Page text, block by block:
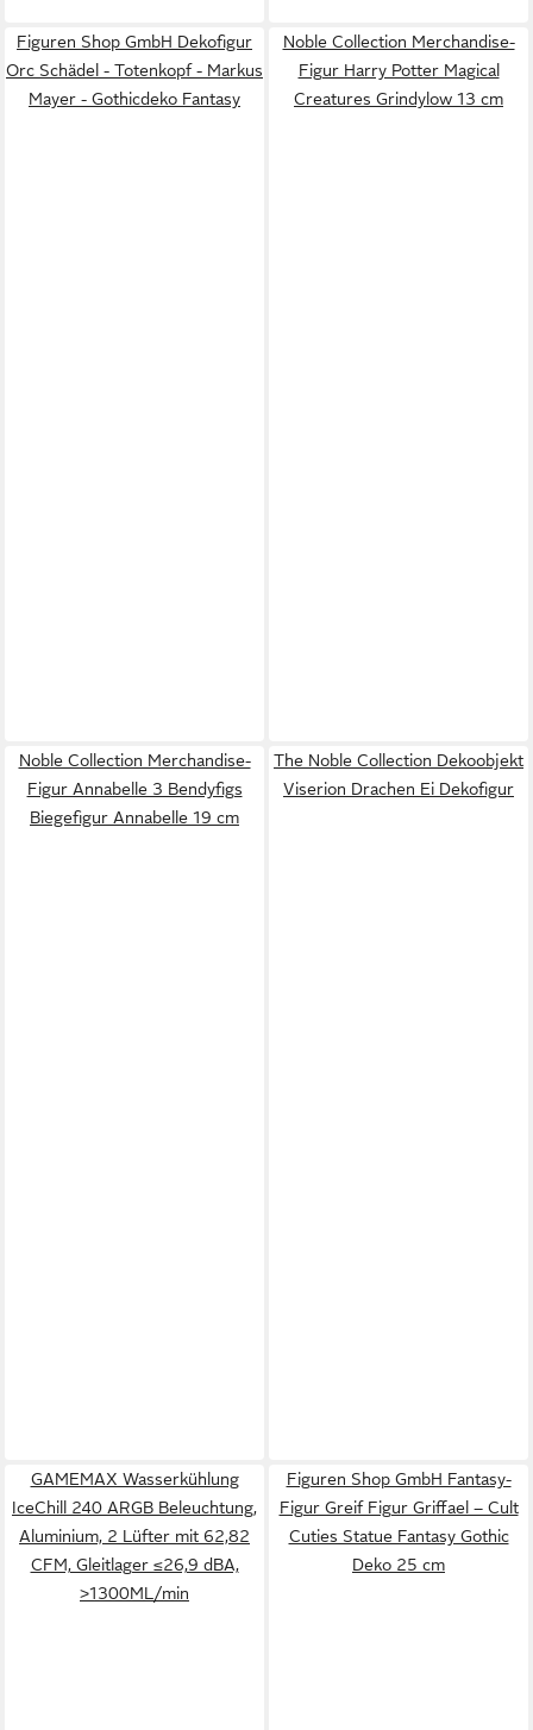
Figuren Shop GmbH Dekofigur
Orc Schädel - Totenkopf - Markus
Mayer - Gothicdeko Fantasy
Noble Collection Merchandise-
Figur Harry Potter Magical
Creatures Grindylow 13 cm
Noble Collection Merchandise-
Figur Annabelle 3 Bendyfigs
Biegefigur Annabelle 19 cm
The Noble Collection Dekoobjekt
Viserion Drachen Ei Dekofigur
GAMEMAX Wasserkühlung
IceChill 240 ARGB Beleuchtung,
Aluminium, 2 Lüfter mit 62,82
CFM, Gleitlager ≤26,9 dBA,
>1300ML/min
Figuren Shop GmbH Fantasy-
Figur Greif Figur Griffael – Cult
Cuties Statue Fantasy Gothic
Deko 25 cm